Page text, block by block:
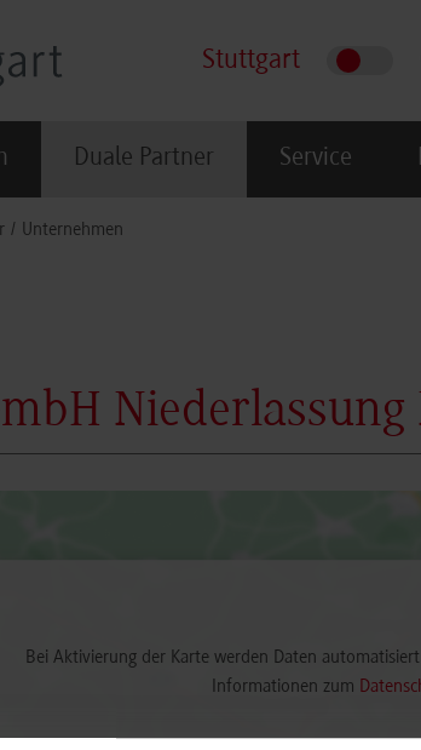
Stuttgart
Duale Partner Service
Unternehmen
Niederlassung
Bei Aktivierung der Karte werden Daten
Informationen zum